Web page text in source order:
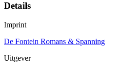
Details
Imprint
De Fontein Romans & Spanning
Uitgever